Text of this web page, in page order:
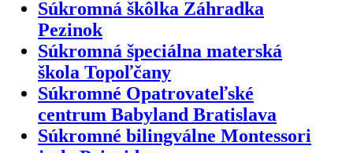
Súkromná škôlka Záhradka
Pezinok
Súkromná špeciálna materská
škola Topoľčany
Súkromné Opatrovateľské
centrum Babyland Bratislava
Súkromné bilingválne Montessori